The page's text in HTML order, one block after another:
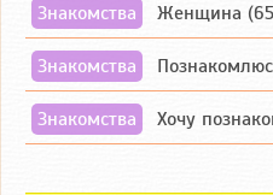
Знакомства Женщина (65 -162-63)
Знакомства Познакомлюсь с
Знакомства Хочу познакомиться с